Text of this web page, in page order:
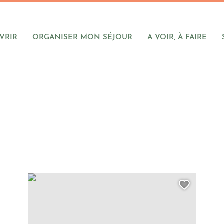
ORGANISER MON SÉJOUR A VOIR, À FAIRE
Canyon, © Nature Canyon
cette page au carnet de voyage ?
Canyon Journée Chassezac Intégral avec Nature